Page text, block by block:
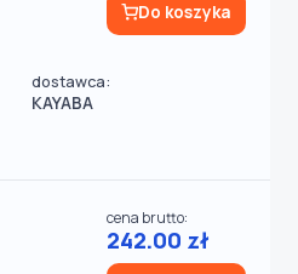
dostawca:
KAYABA
Do koszyka
cena brutto:
242.00 zł